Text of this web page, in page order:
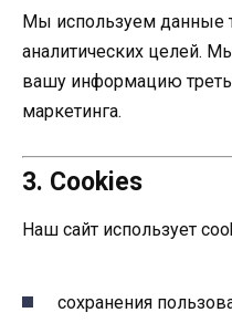
Мы используем данные
аналитических целей.
вашу информацию
маркетинга.
3. Cookies
Наш сайт использует
сохранения